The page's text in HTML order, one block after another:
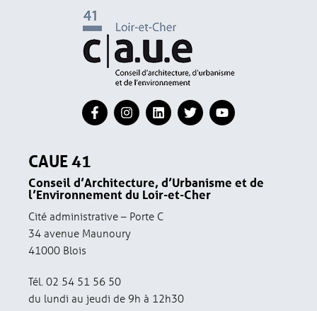
CAUE 41
Conseil d’Architecture, d’Urbanisme et de
l’Environnement du Loir-et-Cher
Cité administrative – Porte C
34 avenue Maunoury
41000 Blois
Tél. 02 54 51 56 50
du lundi au jeudi de 9h à 12h30